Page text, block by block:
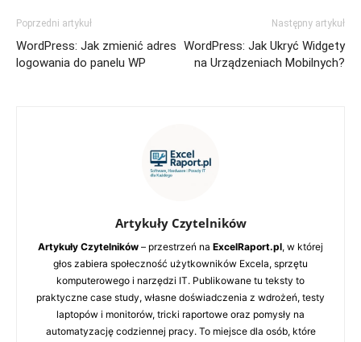
Poprzedni artykuł
WordPress: Jak zmienić adres
logowania do panelu WP
Następny artykuł
WordPress: Jak Ukryć Widgety
na Urządzeniach Mobilnych?
Artykuły Czytelników
Artykuły Czytelników – przestrzeń na ExcelRaport.pl, w której
głos zabiera społeczność użytkowników Excela, sprzętu
komputerowego i narzędzi IT. Publikowane tu teksty to
praktyczne case study, własne doświadczenia z wdrożeń, testy
laptopów i monitorów, tricki raportowe oraz pomysły na
automatyzację codziennej pracy. To miejsce dla osób, które